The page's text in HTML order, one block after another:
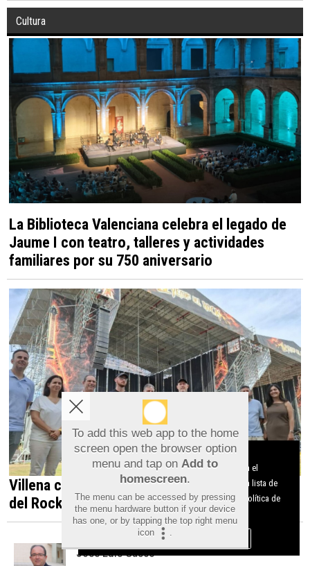
Cultura
La Biblioteca Valenciana celebra el legado de
Jaume I con teatro, talleres y actividades
familiares por su 750 aniversario
Villena celebra el XX aniversario de Leyendas
del Rock con 60 bandas internacionales
José Luis Gascó
To add this web app to the home
screen open the browser option
menu and tap on Add to
homescreen.
The menu can be accessed by pressing
the menu hardware button if your device
has one, or by tapping the top right menu
icon
.
Aviso sobre el Uso de cookies:
Utilizamos cookies nuestras y de terceros para el
funcionamiento del digital. Puedes consultar la lista de
cookies y como desconectarlas. Ver nuestra Política de
Privacidad y Cookies
Aceptar Cookies